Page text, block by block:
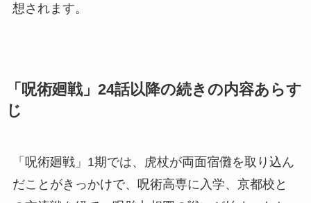
想されます。
「呪術廻戦」24話以降の続きの内容あらす
じ
「呪術廻戦」1期では、虎杖が両面宿儺を取り込ん
だことがきっかけで、呪術高専に入学、京都校と